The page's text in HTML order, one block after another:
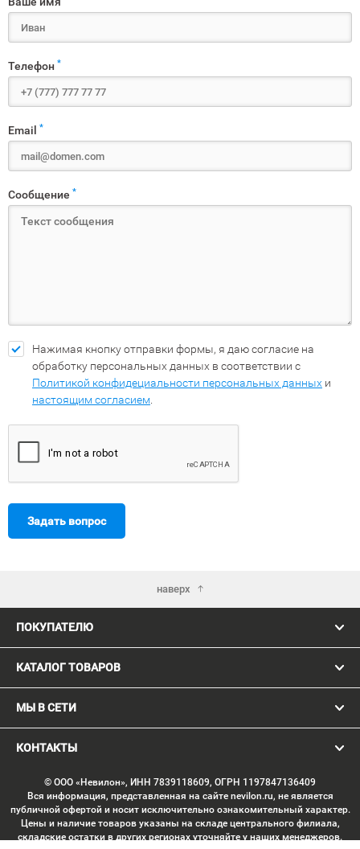
Телефон *
Email *
Сообщение *
Нажимая кнопку отправки формы, я даю согласие на
обработку персональных данных в соответствии с
Политикой конфидециальности персональных данных и
настоящим согласием
Задать вопрос
наверх
ПОКУПАТЕЛЮ
КАТАЛОГ ТОВАРОВ
МЫ В СЕТИ
КОНТАКТЫ
© ООО «Невилон», ИНН 7839118609, ОГРН 1197847136409
Вся информация, представленная на сайте nevilon.ru, не является
публичной офертой и носит исключительно ознакомительный характер.
Цены и наличие товаров указаны на складе центрального филиала,
складские остатки в других регионах уточняйте у наших менеджеров.